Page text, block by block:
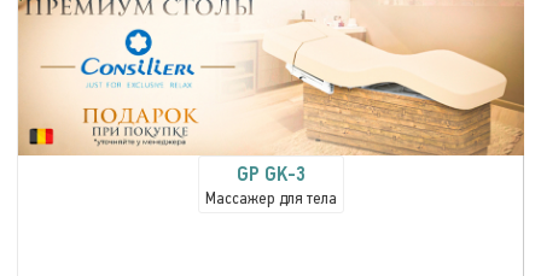
GP GK-3
Массажер для тела